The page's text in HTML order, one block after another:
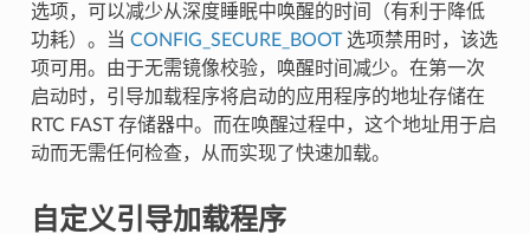
选项，可以减少从深度睡眠中唤醒的时间（有利于降低
功耗）。当 CONFIG_SECURE_BOOT选项禁用时，该选
项可用。由于无需镜像校验，唤醒时间减少。在第一次
启动时，引导加载程序将启动的应用程序的地址存储在
RTC FAST 存储器中。而在唤醒过程中，这个地址用于启
动而无需任何检查，从而实现了快速加载。
自定义引导加载程序